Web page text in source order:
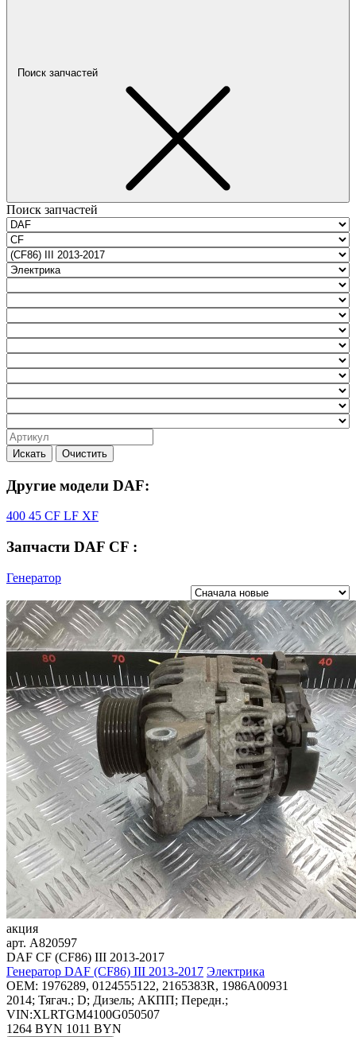
Поиск запчастей
Поиск запчастей
Искать Очистить
Другие модели DAF:
400 45 CF LF XF
Запчасти DAF CF :
Генератор
акция
арт. A820597
DAF CF (CF86) III 2013-2017
Генератор DAF (CF86) III 2013-2017 Электрика
OEM: 1976289, 0124555122, 2165383R, 1986A00931
2014; Тягач.; D; Дизель; АКПП; Передн.;
VIN:XLRTGM4100G050507
1264 BYN 1011 BYN